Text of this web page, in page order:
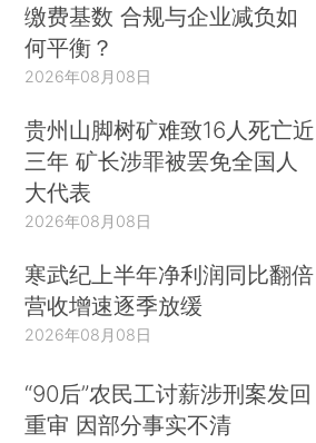
缴费基数 合规与企业减负如
何平衡？
2026年08月08日
贵州山脚树矿难致16人死亡近
三年 矿长涉罪被罢免全国人
大代表
2026年08月08日
寒武纪上半年净利润同比翻倍
营收增速逐季放缓
2026年08月08日
“90后”农民工讨薪涉刑案发回
重审 因部分事实不清